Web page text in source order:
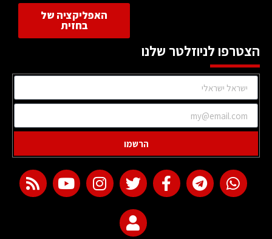
האפליקציה של
בחזית
הצטרפו לניוזלטר שלנו
הרשמו